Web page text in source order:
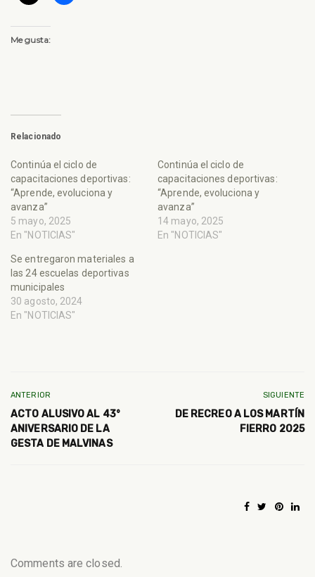
Me gusta:
Relacionado
Continúa el ciclo de
capacitaciones deportivas:
“Aprende, evoluciona y
avanza”
5 mayo, 2025
En "NOTICIAS"
Continúa el ciclo de
capacitaciones deportivas:
“Aprende, evoluciona y
avanza”
14 mayo, 2025
En "NOTICIAS"
Se entregaron materiales a
las 24 escuelas deportivas
municipales
30 agosto, 2024
En "NOTICIAS"
ANTERIOR
ACTO ALUSIVO AL 43°
ANIVERSARIO DE LA
GESTA DE MALVINAS
SIGUIENTE
DE RECREO A LOS MARTÍN
FIERRO 2025
Comments are closed.